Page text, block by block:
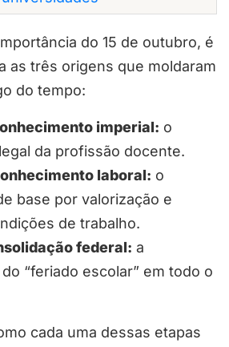
do 15 de outubro, é
as três origens que moldaram
do tempo:
imperial: o
da profissão docente.
laboral: o
base por valorização e
de trabalho.
federal: a
“feriado escolar” em todo o
cada uma dessas etapas